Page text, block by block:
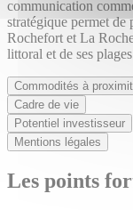
communication
stratégique permet de
Rochefort et La
littoral et de ses
Commodités à
Cadre de vie
Potentiel investisseur
Mentions légales
Les points